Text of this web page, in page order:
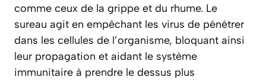
comme ceux de la grippe et du rhume. Le
sureau agit en empêchant les virus de pénétrer
dans les cellules de l’organisme, bloquant ainsi
leur propagation et aidant le système
immunitaire à prendre le dessus plus